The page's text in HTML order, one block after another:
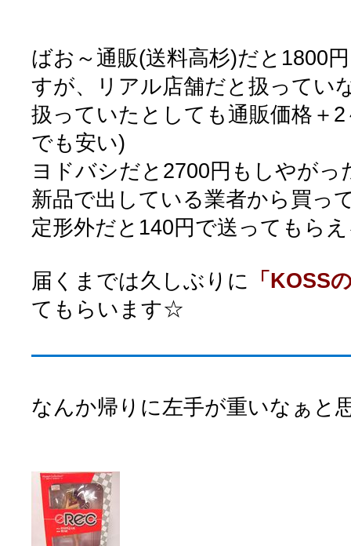
ばお～通販(送料高杉)だと1800
すが、リアル店舗だと扱ってい
扱っていたとしても通販価格＋
でも安い)
ヨドバシだと2700円もしやが
新品で出している業者から買っ
定形外だと140円で送ってもら
届くまでは久しぶりに
「KOSS
てもらいます☆
なんか帰りに左手が重いなぁと